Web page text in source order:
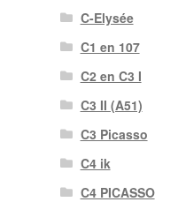
C-Elysée
C1 en 107
C2 en C3 I
C3 II (A51)
C3 Picasso
C4 ik
C4 PICASSO